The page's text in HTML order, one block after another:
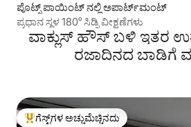
ಪೊಟ್ಸ್ ಪಾಯಿಂಟ್ ನಲ್ಲಿ ಅಪಾರ್ಟ್‌ಮಂಟ್
ಪ್ರಧಾನ ಸ್ಥಳ 180° ಸಿಡ್ನಿ ವೀಕ್ಷಣೆಗಳು
ವಾಕ್ಲುಸ್ ಹೌಸ್ ಬಳಿ ಇತರ
ರಜಾದಿನದ ಬಾಡಿಗೆ
ಗೆಸ್ಟ್‌ಗಳಿಗೆ ಅತಿ ಹೆಚ್ಚು ಅಚ್ಚುಮೆಚ್ಚಿನದು
ಗೆಸ್ಟ್‌ಗಳ ಅಚ್ಚುಮೆಚ್ಚಿನದು